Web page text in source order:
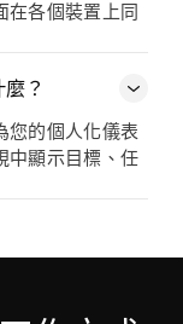
在各個裝置上同
？
您的個人化儀表
中顯示目標、任